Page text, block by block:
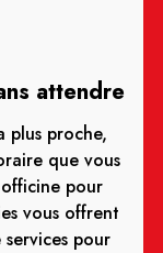
attendre
plus proche,
que vous
pour
vous offrent
pour